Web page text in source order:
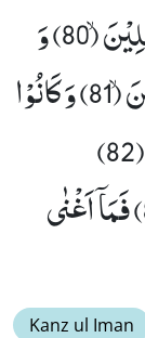
وَ لَقَدْ كَذَّبَ اَصْحٰبُ الْحِجْرِ الْمُرْسَلِیْنَۙ (80) وَ
اٰتَیْنٰهُمْ اٰیٰتِنَا فَكَانُوْا عَنْهَا مُعْرِضِیْنَۙ (81) وَ كَانُوْا
یَنْحِتُوْنَ مِنَ الْجِبَالِ بُیُوْتًا اٰمِنِیْنَ(82)
فَاَخَذَتْهُمُ الصَّیْحَةُ مُصْبِحِیْنَۙ (83) فَمَاۤ اَغْنٰى
Kanz ul Iman